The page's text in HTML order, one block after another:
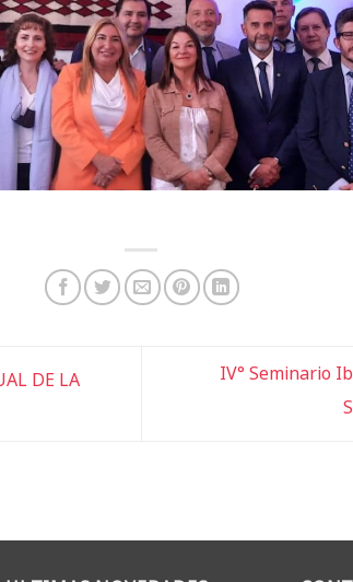
DE LA
IV° Seminario